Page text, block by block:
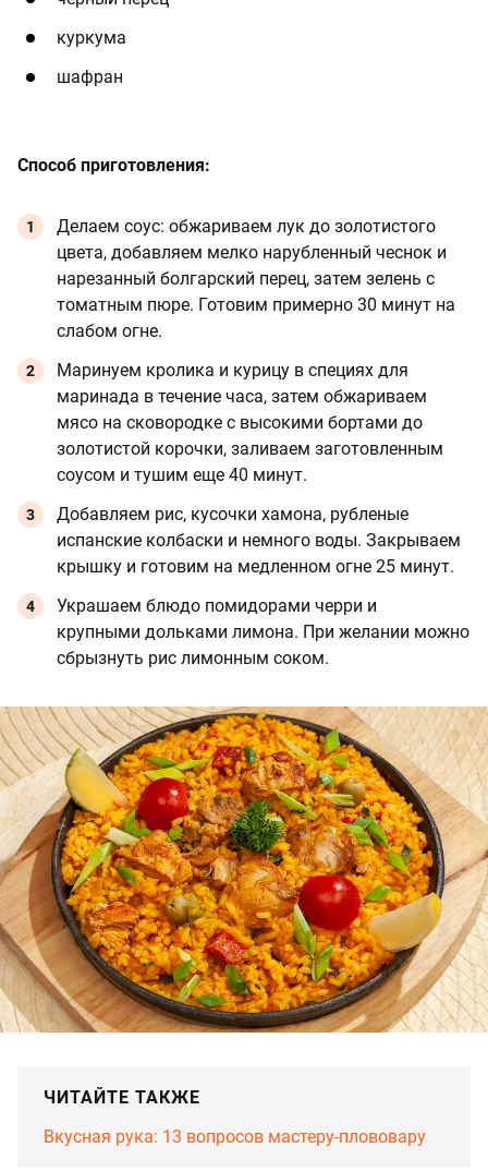
куркума
шафран
Способ приготовления:
Делаем соус: обжариваем лук до золотистого
цвета, добавляем мелко нарубленный чеснок и
нарезанный болгарский перец, затем зелень с
томатным пюре. Готовим примерно 30 минут на
слабом огне.
Маринуем кролика и курицу в специях для
маринада в течение часа, затем обжариваем
мясо на сковородке с высокими бортами до
золотистой корочки, заливаем заготовленным
соусом и тушим еще 40 минут.
Добавляем рис, кусочки хамона, рубленые
испанские колбаски и немного воды. Закрываем
крышку и готовим на медленном огне 25 минут.
Украшаем блюдо помидорами черри и
крупными дольками лимона. При желании можно
сбрызнуть рис лимонным соком.
ЧИТАЙТЕ ТАКЖЕ
Вкусная рука: 13 вопросов мастеру-плововару